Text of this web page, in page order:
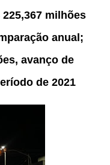
milhões
anual;
avanço de
de 2021